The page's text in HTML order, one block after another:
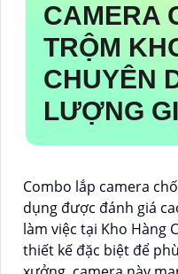
CAMERA
TRỘM
CHUYÊN
LƯỢNG
Combo lắp camera
dụng được đánh giá
làm việc tại Kho Hàng
thiết kế đặc biệt để